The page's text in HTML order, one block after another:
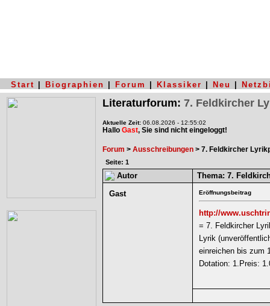
Start Biographien Forum Klassiker Neu
Literaturforum: 7. Feldkircher
Aktuelle Zeit: 06.08.2026 - 12:55:02
Hallo Gast, Sie sind nicht eingeloggt!
Forum > Ausschreibungen > 7. Feldkircher
Seite: 1
Autor Thema: 7.
Gast
Eröffnungsbeitrag
http://
= 7. Feldkircher
Lyrik
einreichen bis zum
Dotation: 1.Preis: